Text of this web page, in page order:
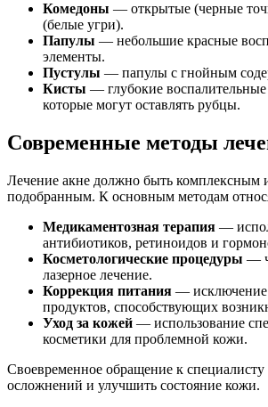
Комедоны — открытые (черные
(белые угри).
Папулы — небольшие красные
элементы.
Пустулы — папулы с гнойным
Кисты — глубокие воспалительные
которые могут оставлять рубцы.
Современные методы
Лечение акне должно быть комплексным
подобранным. К основным методам
Медикаментозная терапия —
антибиотиков, ретиноидов и
Косметологические процедуры —
лазерное лечение.
Коррекция питания — исключение
продуктов, способствующих
Уход за кожей — использование
косметики для проблемной кожи.
Своевременное обращение к
осложнений и улучшить состояние кожи.